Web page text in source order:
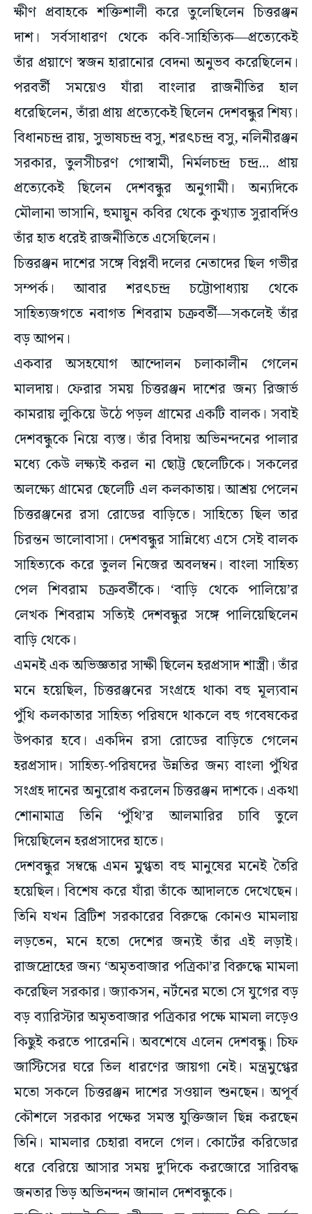
ক্ষীণ প্রবাহকে শক্তিশালী করে তুলেছিলেন চিত্তরঞ্জন
দাশ। সর্বসাধারণ থেকে কবি-সাহিত্যিক—প্রত্যেকেই
তাঁর প্রয়াণে স্বজন হারানোর বেদনা অনুভব করেছিলেন।
পরবর্তী সময়েও যাঁরা বাংলার রাজনীতির হাল
ধরেছিলেন, তাঁরা প্রায় প্রত্যেকেই ছিলেন দেশবন্ধুর শিষ্য।
বিধানচন্দ্র রায়, সুভাষচন্দ্র বসু, শরৎচন্দ্র বসু, নলিনীরঞ্জন
সরকার, তুলসীচরণ গোস্বামী, নির্মলচন্দ্র চন্দ্র... প্রায়
প্রত্যেকেই ছিলেন দেশবন্ধুর অনুগামী। অন্যদিকে
মৌলানা ভাসানি, হুমায়ুন কবির থেকে কুখ্যাত সুরাবর্দিও
তাঁর হাত ধরেই রাজনীতিতে এসেছিলেন।
চিত্তরঞ্জন দাশের সঙ্গে বিপ্লবী দলের নেতাদের ছিল গভীর
সম্পর্ক। আবার শরৎচন্দ্র চট্টোপাধ্যায় থেকে
সাহিত্যজগতে নবাগত শিবরাম চক্রবর্তী—সকলেই তাঁর
বড় আপন।
একবার অসহযোগ আন্দোলন চলাকালীন গেলেন
মালদায়। ফেরার সময় চিত্তরঞ্জন দাশের জন্য রিজার্ভ
কামরায় লুকিয়ে উঠে পড়ল গ্রামের একটি বালক। সবাই
দেশবন্ধুকে নিয়ে ব্যস্ত। তাঁর বিদায় অভিনন্দনের পালার
মধ্যে কেউ লক্ষ্যই করল না ছোট্ট ছেলেটিকে। সকলের
অলক্ষ্যে গ্রামের ছেলেটি এল কলকাতায়। আশ্রয় পেলেন
চিত্তরঞ্জনের রসা রোডের বাড়িতে। সাহিত্যে ছিল তার
চিরন্তন ভালোবাসা। দেশবন্ধুর সান্নিধ্যে এসে সেই বালক
সাহিত্যকে করে তুলল নিজের অবলম্বন। বাংলা সাহিত্য
পেল শিবরাম চক্রবর্তীকে। ‘বাড়ি থেকে পালিয়ে’র
লেখক শিবরাম সত্যিই দেশবন্ধুর সঙ্গে পালিয়েছিলেন
বাড়ি থেকে।
এমনই এক অভিজ্ঞতার সাক্ষী ছিলেন হরপ্রসাদ শাস্ত্রী। তাঁর
মনে হয়েছিল, চিত্তরঞ্জনের সংগ্রহে থাকা বহু মূল্যবান
পুঁথি কলকাতার সাহিত্য পরিষদে থাকলে বহু গবেষকের
উপকার হবে। একদিন রসা রোডের বাড়িতে গেলেন
হরপ্রসাদ। সাহিত্য-পরিষদের উন্নতির জন্য বাংলা পুঁথির
সংগ্রহ দানের অনুরোধ করলেন চিত্তরঞ্জন দাশকে। একথা
শোনামাত্র তিনি ‘পুঁথি’র আলমারির চাবি তুলে
দিয়েছিলেন হরপ্রসাদের হাতে।
দেশবন্ধুর সম্বন্ধে এমন মুগ্ধতা বহু মানুষের মনেই তৈরি
হয়েছিল। বিশেষ করে যাঁরা তাঁকে আদালতে দেখেছেন।
তিনি যখন ব্রিটিশ সরকারের বিরুদ্ধে কোনও মামলায়
লড়তেন, মনে হতো দেশের জন্যই তাঁর এই লড়াই।
রাজদ্রোহের জন্য ‘অমৃতবাজার পত্রিকা’র বিরুদ্ধে মামলা
করেছিল সরকার। জ্যাকসন, নর্টনের মতো সে যুগের বড়
বড় ব্যারিস্টার অমৃতবাজার পত্রিকার পক্ষে মামলা লড়েও
কিছুই করতে পারেননি। অবশেষে এলেন দেশবন্ধু। চিফ
জাস্টিসের ঘরে তিল ধারণের জায়গা নেই। মন্ত্রমুগ্ধের
মতো সকলে চিত্তরঞ্জন দাশের সওয়াল শুনছেন। অপূর্ব
কৌশলে সরকার পক্ষের সমস্ত যুক্তিজাল ছিন্ন করছেন
তিনি। মামলার চেহারা বদলে গেল। কোর্টের করিডোর
ধরে বেরিয়ে আসার সময় দু’দিকে করজোরে সারিবদ্ধ
জনতার ভিড় অভিনন্দন জানাল দেশবন্ধুকে।